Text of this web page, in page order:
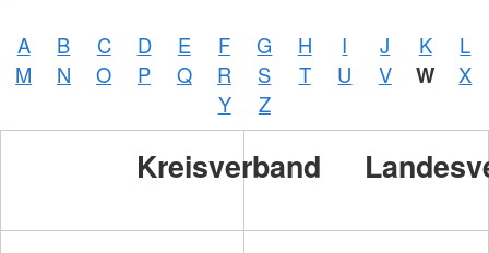
A B C D E F G H I J K
L
M
N O P Q R S T U V W
X
Y
Z
Kreisverband